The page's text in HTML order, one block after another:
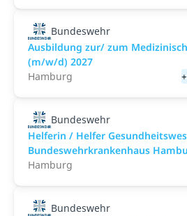
Bundeswehr
Ausbildung zur/ zum
(m/w/d) 2027
Hamburg
Bundeswehr
Helferin / Helfer
Bundeswehrkrankenhaus
Hamburg
Bundeswehr